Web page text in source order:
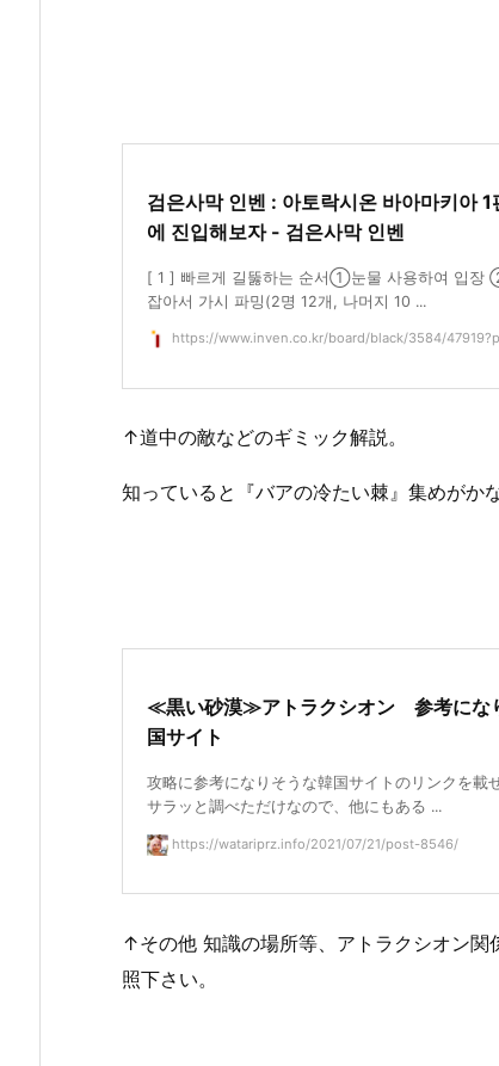
검은사막 인벤 : 아토락시온 바아마키아
에 진입해보자 - 검은사막 인벤
[ 1 ] 빠르게 길뚫하는 순서①눈물 사용하여 입장
잡아서 가시 파밍(2명 12개, 나머지 10 ...
https://www.inven.co.kr/board/black/3584/
↑道中の敵などのギミック解説。
知っていると『バアの冷たい棘』集めがか
≪黒い砂漠≫アトラクシオン 参考にな
国サイト
攻略に参考になりそうな韓国サイトのリンクを載
サラッと調べただけなので、他にもある ...
https://watariprz.info/2021/07/21/post-8546/
↑その他 知識の場所等、アトラクシオン関
照下さい。